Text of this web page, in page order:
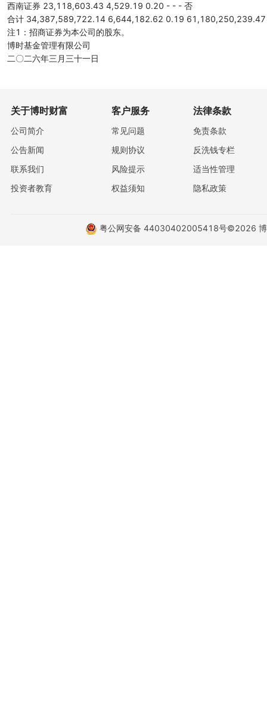
西南证券 23,118,603.43 4,529.19 0.20 - - - 否
合计 34,387,589,722.14 6,644,182.62 0.19
注1：招商证券为本公司的股东。
博时基金管理有限公司
二〇二六年三月三十一日
关于博时财富
公司简介
公告新闻
联系我们
投资者教育
客户服务
常见问题
规则协议
风险提示
权益须知
法律条款
免责条款
反洗钱专栏
适当性管理
隐私政策
粤公网安备 44030402005418号©2026 博